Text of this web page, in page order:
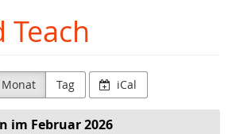
Teach
Monat Tag iCal
im Februar 2026